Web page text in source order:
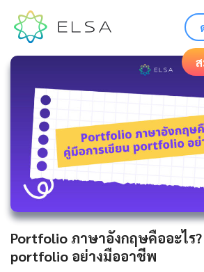
Portfolio ภาษาอังกฤษคืออะไร
portfolio อย่างมืออาชีพ